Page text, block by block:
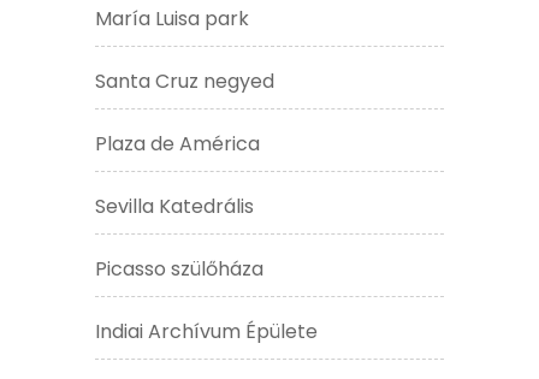
María Luisa park
Santa Cruz negyed
Plaza de América
Sevilla Katedrális
Picasso szülőháza
Indiai Archívum Épülete